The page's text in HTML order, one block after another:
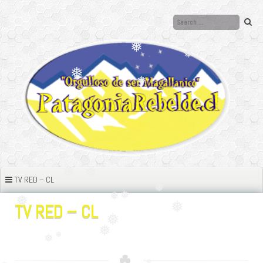
❅
❅
❅
❅
❅
❅
❅
❅
❅
al
contenido
TV RED – CL
TV RED – CL